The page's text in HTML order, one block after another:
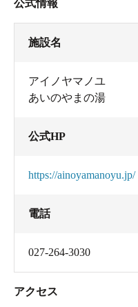
公式情報
施設名
アイノヤマノユ
あいのやまの湯
公式HP
https://ainoyamanoyu.jp/
電話
027-264-3030
アクセス